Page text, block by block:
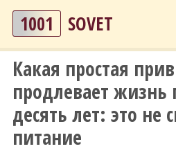
1001 SOVET
Какая простая
продлевает жизнь
десять лет: это не
питание